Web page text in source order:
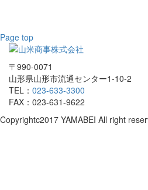
Page top
〒990-0071
山形県山形市流通センター1-10-2
TEL： 023-633-3300
FAX：023-631-9622
Copyrightc2017 YAMABEI All right